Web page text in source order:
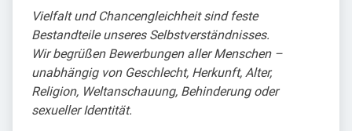
Vielfalt und Chancengleichheit sind feste
Bestandteile unseres Selbstverständnisses.
Wir begrüßen Bewerbungen aller Menschen –
unabhängig von Geschlecht, Herkunft, Alter,
Religion, Weltanschauung, Behinderung oder
sexueller Identität.